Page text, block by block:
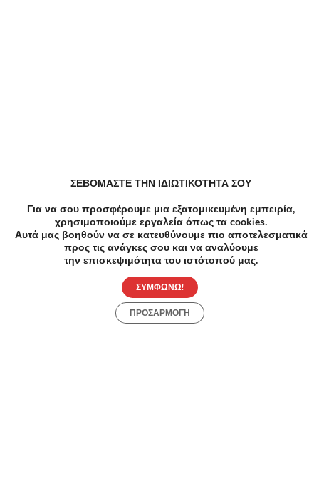
€40.00€18.00
Φθορίωση για τα παιδικά δόντια, τον καλύτερο
τρόπο πρόληψης στην ανάπτυξη της τερηδόνας.
Αγίου Αλεξάνδρου 35, Παλαιό Φάληρο
ΣΕΒΟΜΑΣΤΕ ΤΗΝ ΙΔΙΩΤΙΚΟΤΗΤΑ ΣΟΥ
Για να σου προσφέρουμε μια εξατομικευμένη εμπειρία,
χρησιμοποιούμε εργαλεία όπως τα cookies.
Αυτά μας βοηθούν να σε κατευθύνουμε πιο αποτελεσματικά
προς τις ανάγκες σου και να αναλύουμε
την επισκεψιμότητα του ιστότοπού μας.
ΣΥΜΦΩΝΩ!
ΠΡΟΣΑΡΜΟΓΗ